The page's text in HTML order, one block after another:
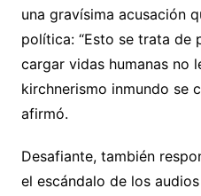
una gravísima acusación
política: “Esto se trata de
cargar vidas humanas no
kirchnerismo inmundo se
afirmó.
Desafiante, también
el escándalo de los